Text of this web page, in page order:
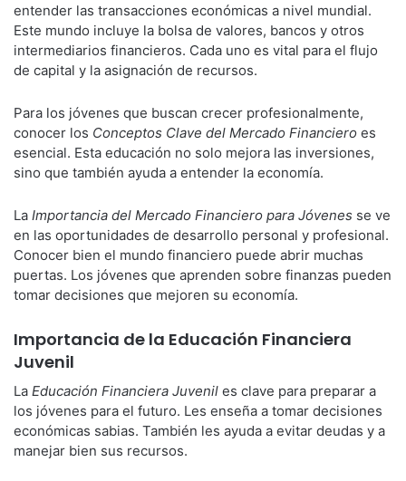
entender las transacciones económicas a nivel mundial.
Este mundo incluye la bolsa de valores, bancos y otros
intermediarios financieros. Cada uno es vital para el flujo
de capital y la asignación de recursos.
Para los jóvenes que buscan crecer profesionalmente,
conocer los Conceptos Clave del Mercado Financiero es
esencial. Esta educación no solo mejora las inversiones,
sino que también ayuda a entender la economía.
La Importancia del Mercado Financiero para Jóvenes se ve
en las oportunidades de desarrollo personal y profesional.
Conocer bien el mundo financiero puede abrir muchas
puertas. Los jóvenes que aprenden sobre finanzas pueden
tomar decisiones que mejoren su economía.
Importancia de la Educación Financiera
Juvenil
La Educación Financiera Juvenil es clave para preparar a
los jóvenes para el futuro. Les enseña a tomar decisiones
económicas sabias. También les ayuda a evitar deudas y a
manejar bien sus recursos.